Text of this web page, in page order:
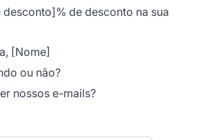
de desconto na sua
[Nome]
ou não?
nossos e-mails?